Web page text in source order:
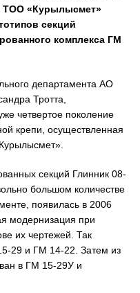
ТОО «Курылысмет»
секций
комплекса ГМ
департамента АО
Тротта,
четвертое поколение
крепи, осуществленная
секций Глинник 08-
большом количестве
появилась в 2006
модернизация при
их чертежей. Так
29 и ГМ 14-22. Затем из
в ГМ 15-29У и